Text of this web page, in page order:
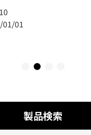
01/01
製品検索